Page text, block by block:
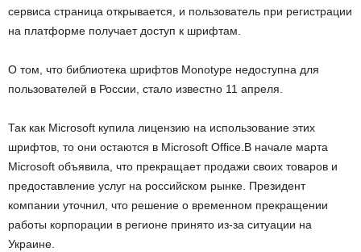
сервиса страница открывается, и пользователь при регистрации
на платформе получает доступ к шрифтам.
О том, что библиотека шрифтов Monotype недоступна для
пользователей в России, стало известно 11 апреля.
Так как Microsoft купила лицензию на использование этих
шрифтов, то они остаются в Microsoft Office.В начале марта
Microsoft объявила, что прекращает продажи своих товаров и
предоставление услуг на российском рынке. Президент
компании уточнил, что решение о временном прекращении
работы корпорации в регионе принято из-за ситуации на
Украине.